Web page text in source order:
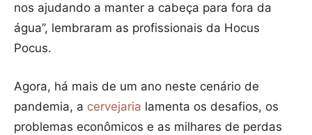
nos ajudando a manter a cabeça para fora da
água”, lembraram as profissionais da Hocus
Pocus.
Agora, há mais de um ano neste cenário de
pandemia, a cervejaria lamenta os desafios, os
problemas econômicos e as milhares de perdas